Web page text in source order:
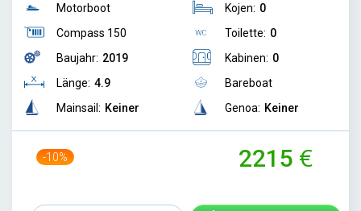
Motorboot
Compass 150
Baujahr: 2019
Länge: 4.9
Mainsail: Keiner
Kojen: 0
Toilette: 0
Kabinen: 0
Bareboat
Genoa: Keiner
-10% 2215